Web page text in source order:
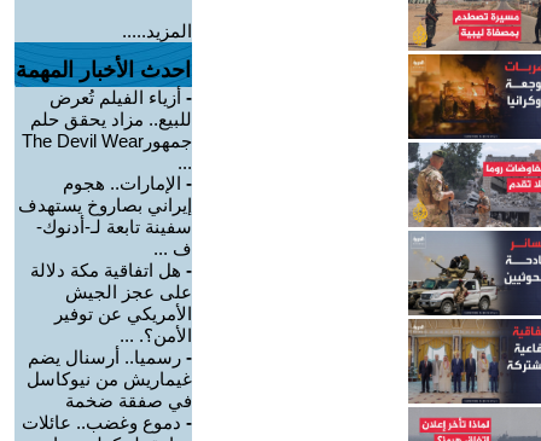
المزيد.....
احدث الأخبار المهمة
- أزياء الفيلم تُعرض
للبيع.. مزاد يحقق حلم
جمهورThe Devil Wear
...
- الإمارات.. هجوم
إيراني بصاروخ يستهدف
سفينة تابعة لـ-أدنوك-
ف ...
- هل اتفاقية مكة دلالة
على عجز الجيش
الأمريكي عن توفير
الأمن؟. ...
- رسميا.. أرسنال يضم
غيماريش من نيوكاسل
في صفقة ضخمة
- دموع وغضب.. عائلات